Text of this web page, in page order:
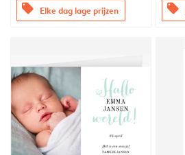
offers Elke dag lage prijzen offers